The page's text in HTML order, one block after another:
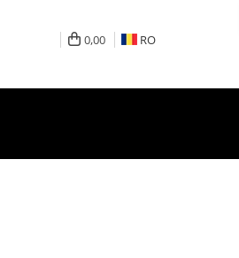
0,00 RO